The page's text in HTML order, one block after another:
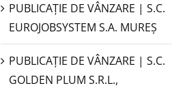
PUBLICAŢIE DE VÂNZARE | S.C.
EUROJOBSYSTEM S.A. MUREȘ
PUBLICAȚIE DE VÂNZARE | S.C.
GOLDEN PLUM S.R.L.,